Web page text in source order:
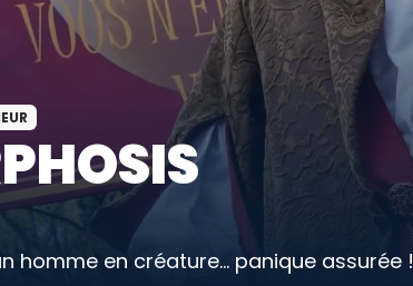
homme en créature... panique assurée !